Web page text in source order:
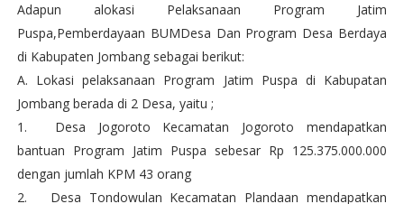
Adapun alokasi Pelaksanaan Program Jatim
Puspa,Pemberdayaan BUMDesa Dan Program Desa Berdaya
di Kabupaten Jombang sebagai berikut:
A. Lokasi pelaksanaan Program Jatim Puspa di Kabupatan
Jombang berada di 2 Desa, yaitu ;
1.
Desa Jogoroto Kecamatan Jogoroto mendapatkan
bantuan Program Jatim Puspa sebesar Rp 125.375.000.000
dengan jumlah KPM 43 orang
2.
Desa Tondowulan Kecamatan Plandaan mendapatkan